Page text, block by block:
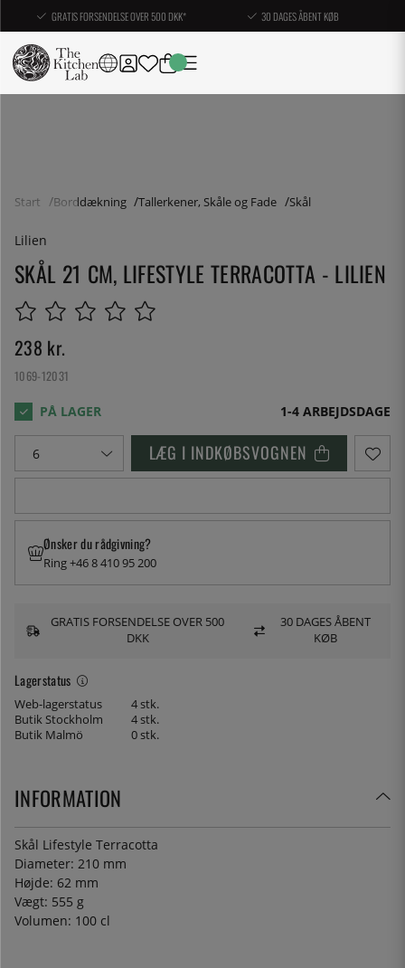
GRATIS FORSENDELSE OVER 500 DKK* 30 DAGES ÅBENT KØB
Start Borddækning Tallerkener, Skåle og Fade Skål
Lilien
SKÅL 21 CM, LIFESTYLE TERRACOTTA - LILIEN
238 kr.
1069-12031
1-4 ARBEJDSDAGE
LÆG I INDKØBSVOGNEN
Lagerstatus
Web-lagerstatus
4 stk.
Butik Stockholm
4 stk.
Butik Malmö
0 stk.
Ønsker du rådgivning?
Ring +46 8 410 95 200
GRATIS FORSENDELSE OVER 500
DKK
30 DAGES ÅBENT
KØB
INFORMATION
Skål Lifestyle Terracotta
Diameter: 210 mm
Højde: 62 mm
Vægt: 555 g
Volumen: 100 cl